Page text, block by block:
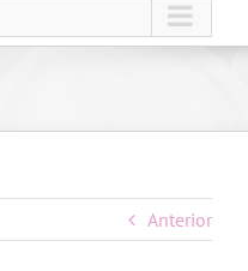
Anterior